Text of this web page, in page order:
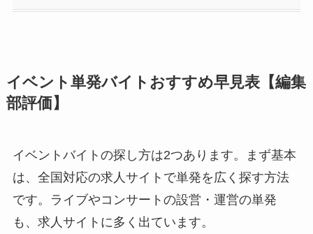
イベント単発バイトおすすめ早見表【編集
部評価】
イベントバイトの探し方は2つあります。まず基本
は、全国対応の求人サイトで単発を広く探す方法
です。ライブやコンサートの設営・運営の単発
も、求人サイトに多く出ています。